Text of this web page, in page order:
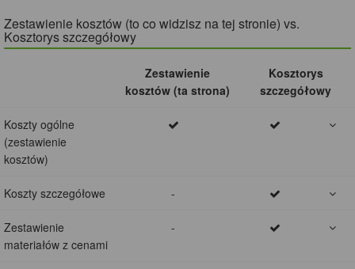
Zestawienie kosztów (to co widzisz na tej stronie) vs.
Kosztorys szczegółowy
Zestawienie
kosztów (ta strona)
Kosztorys
szczegółowy
Koszty ogólne
(zestawienie
kosztów)
Koszty szczegółowe -
Zestawienie
materiałów z cenami
-